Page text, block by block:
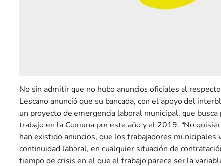
No sin admitir que no hubo anuncios oficiales al
Lescano anunció que su bancada, con el apoyo del
un proyecto de emergencia laboral municipal, que
trabajo en la Comuna por este año y el 2019. “No
han existido anuncios, que los trabajadores municipales
continuidad laboral, en cualquier situación de
tiempo de crisis en el que el trabajo parece ser la